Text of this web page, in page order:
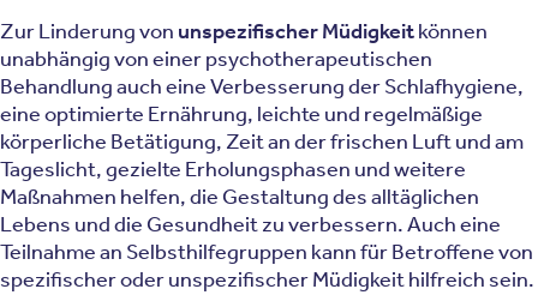
Zur Linderung von unspezifischer Müdigkeitkönnen
unabhängig von einer psychotherapeutischen
Behandlung auch eine Verbesserung der Schlafhygiene,
eine optimierte Ernährung, leichte und regelmäßige
körperliche Betätigung, Zeit an der frischen Luft und am
Tageslicht, gezielte Erholungsphasen und weitere
Maßnahmen helfen, die Gestaltung des alltäglichen
Lebens und die Gesundheit zu verbessern. Auch eine
Teilnahme an Selbsthilfegruppen kann für Betroffene von
spezifischer oder unspezifischer Müdigkeit hilfreich sein.